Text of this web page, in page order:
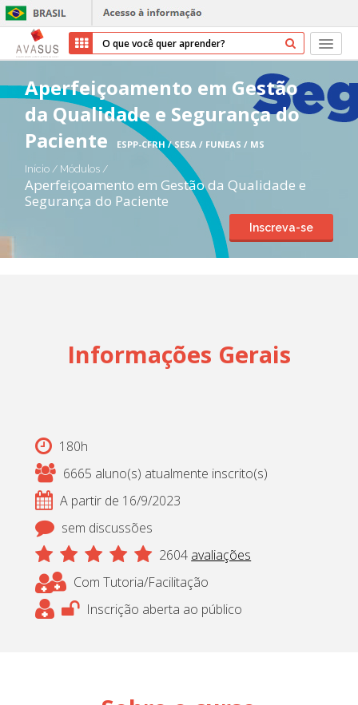
Cursos
Parceiros
Sobre nós
Transparência
Cadastrar
Aperfeiçoamento em Gestão
da Qualidade e Segurança do
Paciente
ESPP-CFRH / SESA / FUNEAS / MS
Início / Módulos/
Aperfeiçoamento em Gestão da Qualidade e
Segurança do Paciente
Inscreva-se
Informações Gerais
180h
6665 aluno(s) atualmente inscrito(s)
A partir de 16/9/2023
sem discussões
2604 avaliações
Com Tutoria/Facilitação
Inscrição aberta ao público